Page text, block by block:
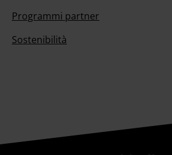
Programmi partner
Sostenibilità